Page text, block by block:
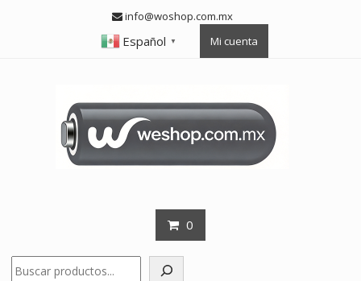
info@woshop.com.mx
Español ▼ Mi cuenta
0